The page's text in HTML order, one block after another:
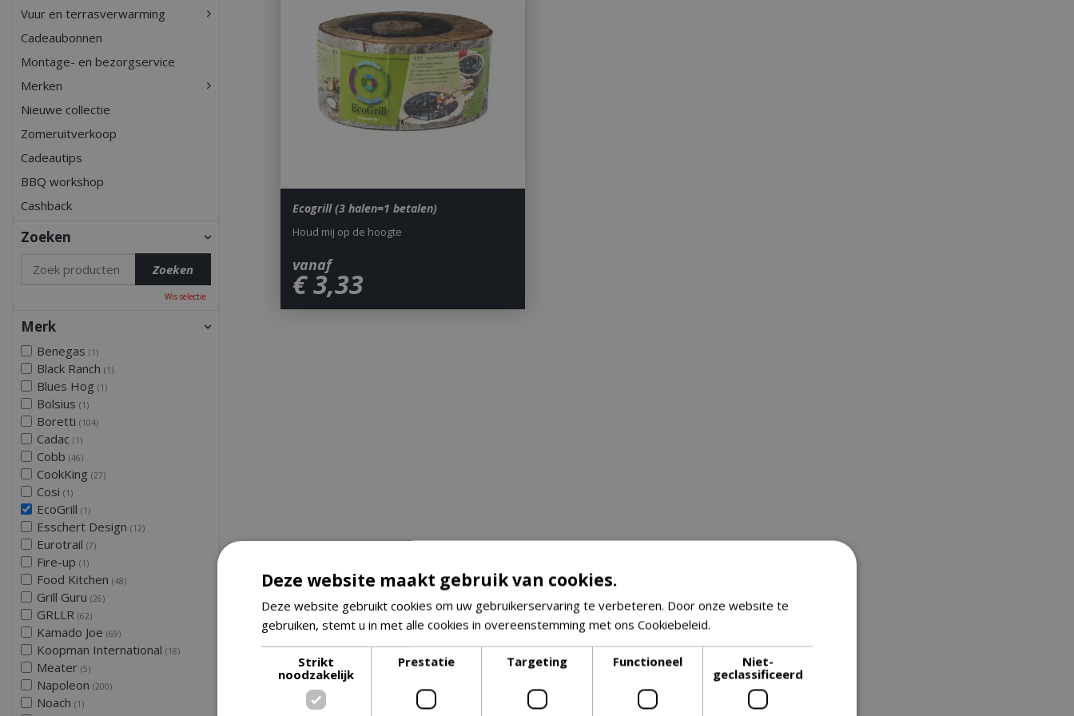
Ecogrill (3 halen=1 betalen)
vanaf
€3,33
Houd mij op de hoogte
Vuur en terrasverwarming
Cadeaubonnen
Montage- en bezorgservice
Merken
Nieuwe collectie
Zomeruitverkoop
Cadeautips
BBQ workshop
Cashback
Zoeken
Wis selectie
Merk
Benegas (1)
Black Ranch (1)
Blues Hog (1)
Bolsius (1)
Boretti (104)
Cadac (1)
Cobb (46)
CookKing (27)
Cosi (1)
EcoGrill (1)
Esschert Design (12)
Eurotrail (7)
Fire-up (1)
Food Kitchen (48)
Grill Guru (26)
GRLLR (62)
Kamado Joe (69)
Koopman International (18)
Meater (5)
Napoleon (200)
Noach (1)
Deze website maakt gebruik van cookies.
Deze website gebruikt cookies om uw gebruikerservaring te verbeteren. Door onze website te
gebruiken, stemt u in met alle cookies in overeenstemming met ons Cookiebeleid.
Strikt
noodzakelijk
Prestatie Targeting Functioneel
Niet-
geclassificeerd